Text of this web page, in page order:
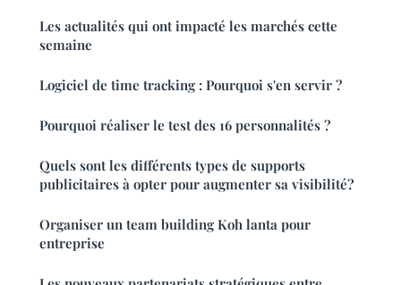
Les actualités qui ont impacté les marchés cette
semaine
Logiciel de time tracking : Pourquoi s'en servir ?
Pourquoi réaliser le test des 16 personnalités ?
Quels sont les différents types de supports
publicitaires à opter pour augmenter sa visibilité?
Organiser un team building Koh lanta pour
entreprise